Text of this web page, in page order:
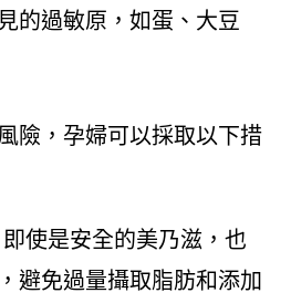
的過敏原，如蛋、大豆
險，孕婦可以採取以下措
即使是安全的美乃滋，也
，避免過量攝取脂肪和添加